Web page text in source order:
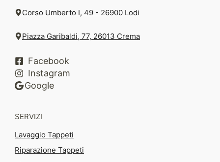
Corso Umberto I, 49 - 26900 Lodi
Piazza Garibaldi, 77, 26013 Crema
Facebook
Instagram
Google
SERVIZI
Lavaggio Tappeti
Riparazione Tappeti